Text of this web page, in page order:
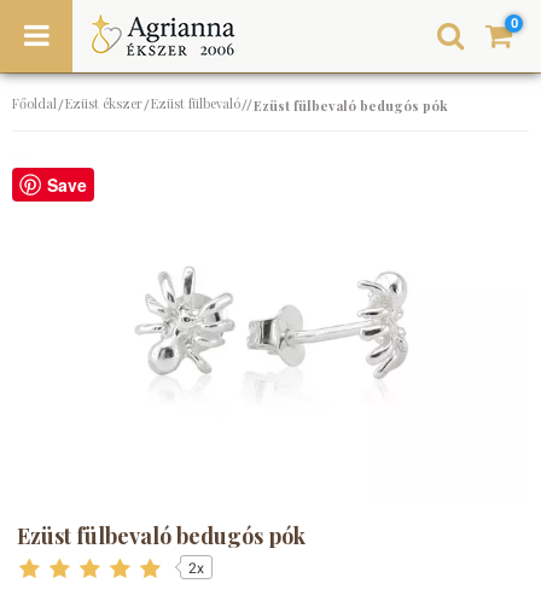
0
Főoldal/Ezüst ékszer/Ezüst fülbevaló//Ezüst fülbevaló bedugós pók
Save
Ezüst fülbevaló bedugós pók
2x